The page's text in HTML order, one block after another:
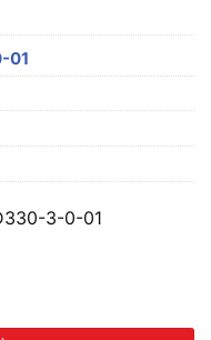
01
3-0-01
3-0-01 96x96mm số